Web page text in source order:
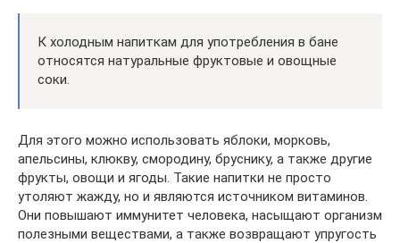
К холодным напиткам для употребления в бане
относятся натуральные фруктовые и овощные
соки.
Для этого можно использовать яблоки, морковь,
апельсины, клюкву, смородину, бруснику, а также другие
фрукты, овощи и ягоды. Такие напитки не просто
утоляют жажду, но и являются источником витаминов.
Они повышают иммунитет человека, насыщают организм
полезными веществами, а также возвращают упругость